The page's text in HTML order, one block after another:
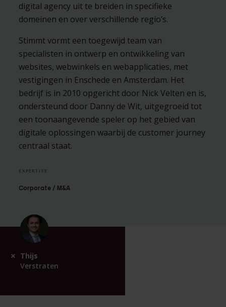
digital agency uit te breiden in specifieke
domeinen en over verschillende regio’s.
Stimmt vormt een toegewijd team van
specialisten in ontwerp en ontwikkeling van
websites, webwinkels en webapplicaties, met
vestigingen in Enschede en Amsterdam. Het
bedrijf is in 2010 opgericht door Nick Velten en is,
ondersteund door Danny de Wit, uitgegroeid tot
een toonaangevende speler op het gebied van
digitale oplossingen waarbij de customer journey
centraal staat.
EXPERTISE
Corporate / M&A
Thijs
Verstraten